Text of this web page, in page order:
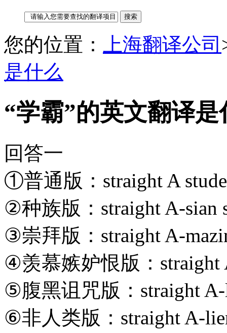
您的位置： 上海翻译公司
是什么
“学霸”的英文翻译是
回答一
①普通版：straight A
②种族版：straight A-sian
③崇拜版：straight A-
④羡慕嫉妒恨版：straight
⑤腹黑诅咒版：straight A-
⑥非人类版：straight A-